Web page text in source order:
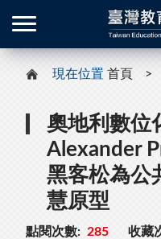
現在位置 首頁
奧地利數位
Alexander
黑客松為公
慧原型
點閱次數: 285 收藏